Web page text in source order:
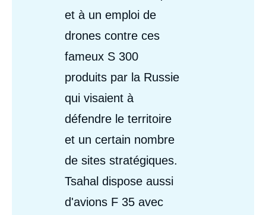
et à un emploi de
drones contre ces
fameux S 300
produits par la Russie
qui visaient à
défendre le territoire
et un certain nombre
de sites stratégiques.
Tsahal dispose aussi
d'avions F 35 avec